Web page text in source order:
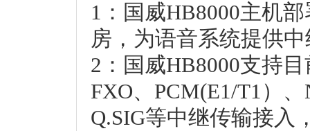
1：国威HB8000主机
房，为语音系统提供
2：国威HB8000支持
FXO、PCM(E1/T1）
Q.SIG等中继传输接入